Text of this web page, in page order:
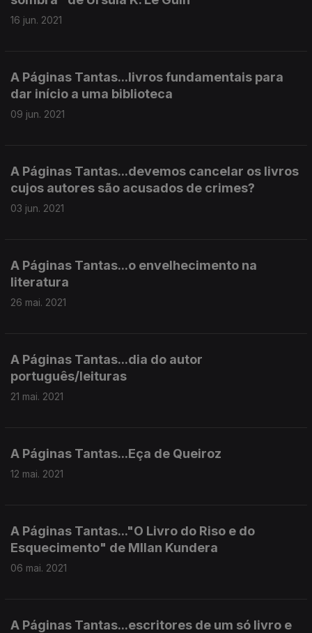
16 jun. 2021
A Páginas Tantas...livros fundamentais para
dar início a uma biblioteca
09 jun. 2021
A Páginas Tantas...devemos cancelar os livros
cujos autores são acusados de crimes?
03 jun. 2021
A Páginas Tantas...o envelhecimento na
literatura
26 mai. 2021
A Páginas Tantas...dia do autor
português/leituras
21 mai. 2021
A Páginas Tantas...Eça de Queiroz
12 mai. 2021
A Páginas Tantas..."O Livro do Riso e do
Esquecimento" de MIlan Kundera
06 mai. 2021
A Páginas Tantas...escritores de um só livro e